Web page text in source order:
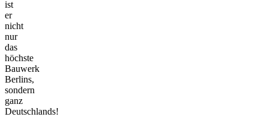
ist
er
nicht
nur
das
höchste
Bauwerk
Berlins,
sondern
ganz
Deutschlands!